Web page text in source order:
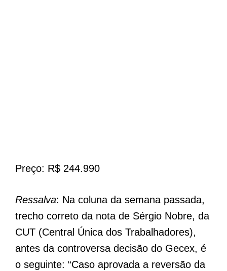
Preço: R$ 244.990
Ressalva: Na coluna da semana passada,
trecho correto da nota de Sérgio Nobre, da
CUT (Central Única dos Trabalhadores),
antes da controversa decisão do Gecex, é
o seguinte: “Caso aprovada a reversão da